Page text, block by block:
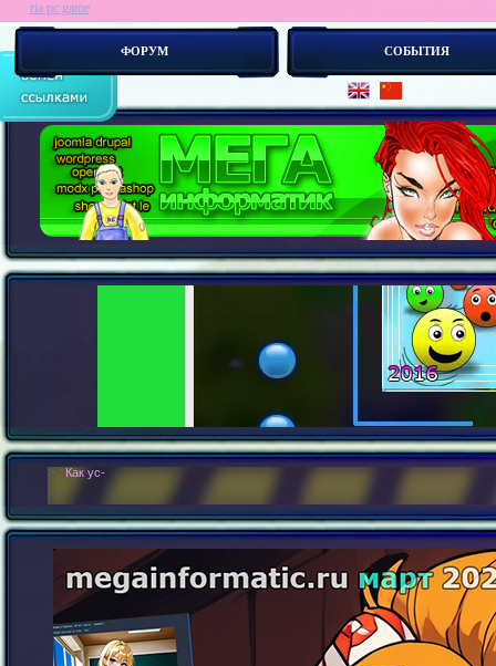
ФОРУМ СОБЫТИЯ
ria pc game
> : Как устроен сайт изнутри ? Как создать свой сайт ?-